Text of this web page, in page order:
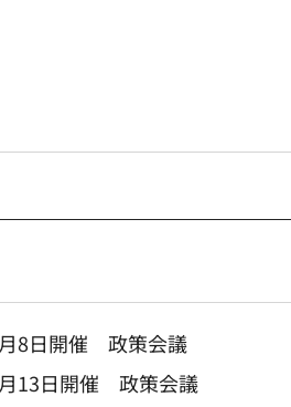
8日開催 政策会議
13日開催 政策会議